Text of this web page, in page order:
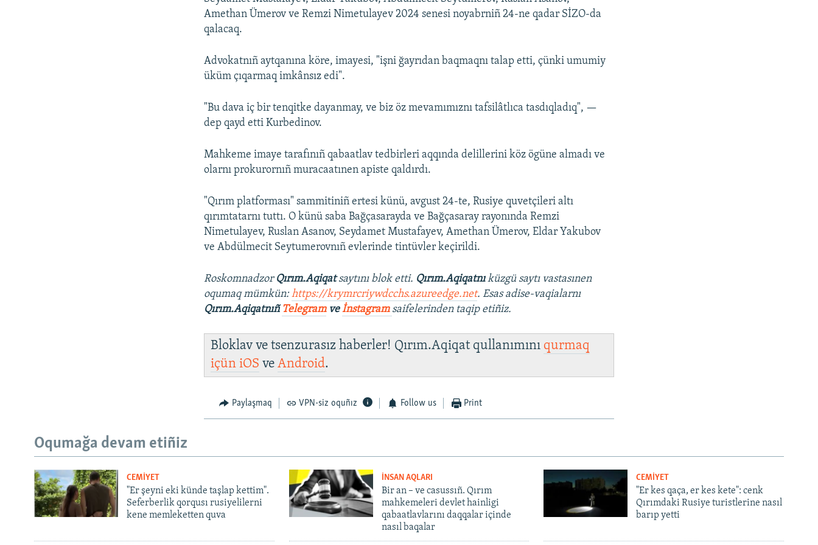
Amethan Ümerov ve Remzi Nimetulayev 2024 senesi noyabrniñ 24-ne qadar SİZO-da
qalacaq.
Advokatnıñ aytqanına köre, imayesi, "işni ğayrıdan baqmaqnı talap etti, çünki umumiy
üküm çıqarmaq imkânsız edi".
"Bu dava iç bir tenqitke dayanmay, ve biz öz mevamımıznı tafsilâtlıca tasdıqladıq", —
dep qayd etti Kurbedinov.
Mahkeme imaye tarafınıñ qabaatlav tedbirleri aqqında delillerini köz ögüne almadı ve
olarnı prokurornıñ muracaatınen apiste qaldırdı.
"Qırım platforması" sammitiniñ ertesi künü, avgust 24-te, Rusiye quvetçileri altı
qırımtatarnı tuttı. O künü saba Bağçasarayda ve Bağçasaray rayonında Remzi
Nimetulayev, Ruslan Asanov, Seydamet Mustafayev, Amethan Ümerov, Eldar Yakubov
ve Abdülmecit Seytumerovnıñ evlerinde tintüvler keçirildi.
Roskomnadzor Qırım.Aqiqatsaytını blok etti. Qırım.Aqiqatnıküzgü saytı vastasınen
oqumaq mümkün:https://krymrcriywdcchs.azureedge.net. Esas adise-vaqialarnı
Qırım.Aqiqatnıñ Telegramveİnstagram saifelerinden taqip etiñiz.
Bloklav ve tsenzurasız haberler! Qırım.Aqiqat qullanımını qurmaq
içüniOS veAndroid.
Paylaşmaq VPN-siz oquñız Follow us Print
Oqumağa devam etiñiz
CEMİYET
"Er şeyni eki künde taşlap kettim".
Seferberlik qorqusı rusiyelilerni
kene memleketten quva
İNSAN AQLARI
Bir an – ve casussıñ. Qırım
mahkemeleri devlet hainligi
qabaatlavlarını daqqalar içinde
nasıl baqalar
CEMİYET
"Er kes qaça, er kes kete": cenk
Qırımdaki Rusiye turistlerine nasıl
barıp yetti